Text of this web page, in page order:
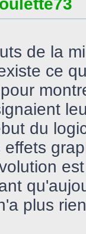
de la
ce
du
plus